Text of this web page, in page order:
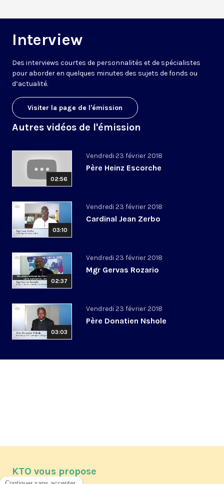
Interview
Des interviews courtes de personnalités et de spécialistes
pour aborder en quelques minutes des sujets de fonds ou
d’actualité.
Visiter la page de l'émission
Autres vidéos de l'émission
02:56
Vendredi 23 février 2018
Père Heinz Escorche
03:10
Vendredi 23 février 2018
Cardinal Jean Zerbo
02:37
Vendredi 23 février 2018
Mgr Gervas Rozario
03:03
Vendredi 23 février 2018
Père Donatien Nshole
KTO vous propose